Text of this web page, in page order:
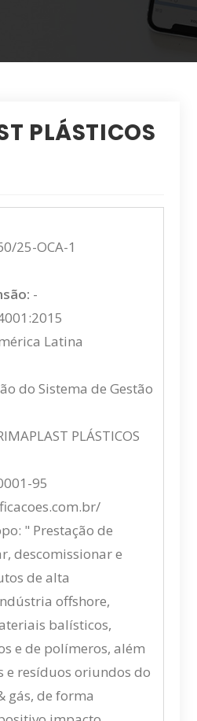
PLÁSTICOS
25-OCA-1
-
Latina
do Sistema de Gestão
PLÁSTICOS
95
" Prestação de
descomissionar e
de alta
offshore,
balísticos,
e de polímeros, além
e resíduos oriundos do
gás, de forma